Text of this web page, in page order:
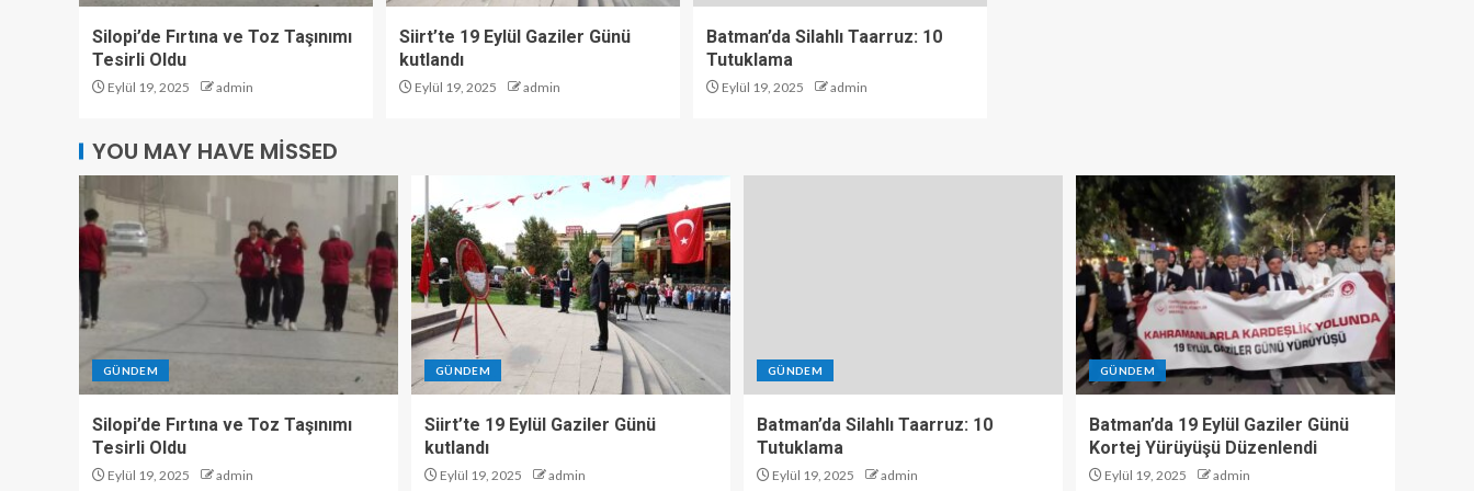
Silopi’de Fırtına ve Toz Taşınımı
Tesirli Oldu
Eylül 19, 2025 admin
Siirt’te 19 Eylül Gaziler Günü
kutlandı
Eylül 19, 2025 admin
Batman’da Silahlı Taarruz: 10
Tutuklama
Eylül 19, 2025 admin
YOU MAY HAVE MISSED
GÜNDEM
Silopi’de Fırtına ve Toz Taşınımı
Tesirli Oldu
Eylül 19, 2025 admin
GÜNDEM
Siirt’te 19 Eylül Gaziler Günü
kutlandı
Eylül 19, 2025 admin
GÜNDEM
Batman’da Silahlı Taarruz: 10
Tutuklama
Eylül 19, 2025 admin
GÜNDEM
Batman’da 19 Eylül Gaziler Günü
Kortej Yürüyüşü Düzenlendi
Eylül 19, 2025 admin